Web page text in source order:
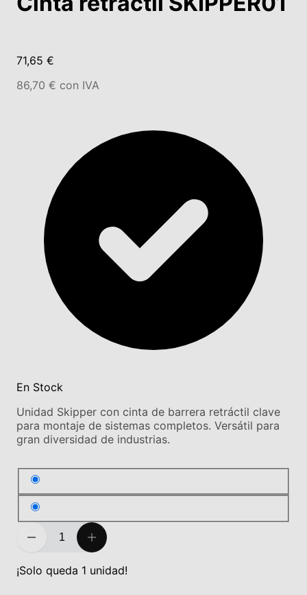
71,65 €
86,70 € con IVA
En Stock
Unidad Skipper con cinta de barrera retráctil clave
para montaje de sistemas completos. Versátil para
gran diversidad de industrias.
¡Solo queda 1 unidad!